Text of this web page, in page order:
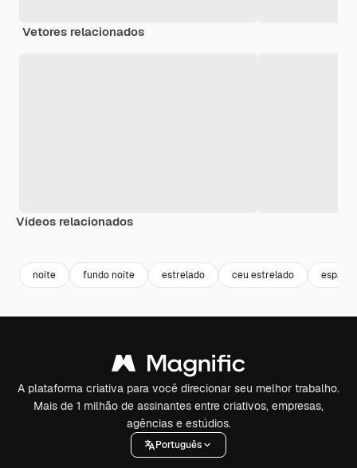
Vetores relacionados
Vídeos relacionados
noite fundo noite estrelado ceu estrelado espaço
A plataforma criativa para você direcionar seu melhor trabalho.
Mais de 1 milhão de assinantes entre criativos, empresas,
agências e estúdios.
Português